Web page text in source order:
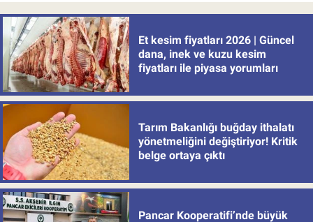
Et kesim fiyatları 2026 | Güncel
dana, inek ve kuzu kesim
fiyatları ile piyasa yorumları
Tarım Bakanlığı buğday ithalatı
yönetmeliğini değiştiriyor! Kritik
belge ortaya çıktı
Pancar Kooperatifi’nde büyük